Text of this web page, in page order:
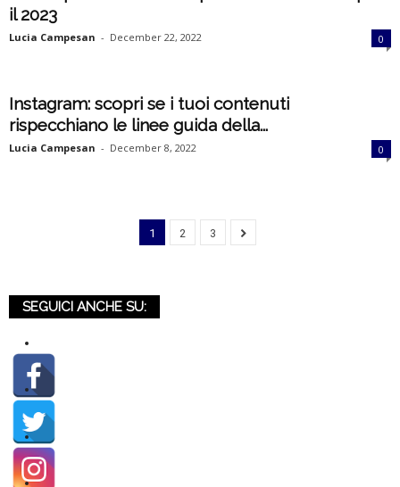
il 2023
Lucia Campesan - December 22, 2022 0
Instagram: scopri se i tuoi contenuti
rispecchiano le linee guida della...
Lucia Campesan - December 8, 2022 0
1 2 3
SEGUICI ANCHE SU: